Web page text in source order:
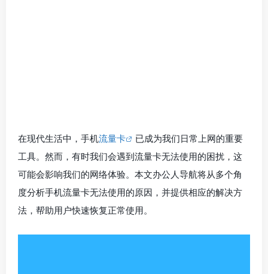
在现代生活中，手机流量卡
已成为我们日常上网的重要
工具。然而，有时我们会遇到流量卡无法使用的困扰，这
可能会影响我们的网络体验。本文办公人导航将从多个角
度分析手机流量卡无法使用的原因，并提供相应的解决方
法，帮助用户快速恢复正常使用。